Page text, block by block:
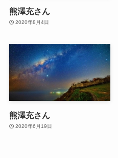
熊澤充さん
2020年8月4日
熊澤充さん
2020年6月19日